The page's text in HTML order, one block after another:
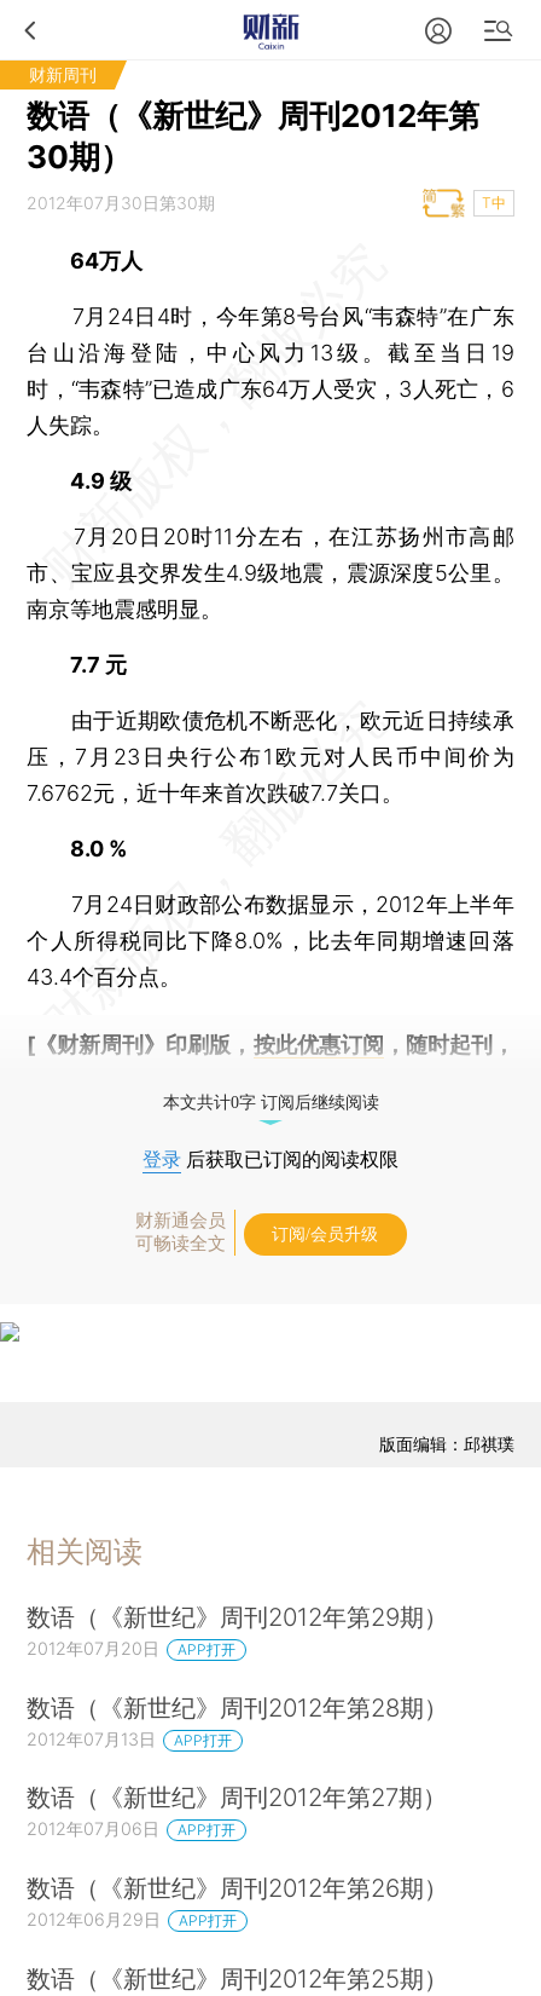
财新周刊
数语（《新世纪》周刊2012年第
30期）
2012年07月30日第30期 T中
64万人
7月24日4时，今年第8号台风“韦森特”在广东
台山沿海登陆，中心风力13级。截至当日19
时，“韦森特”已造成广东64万人受灾，3人死亡，6
人失踪。
4.9 级
7月20日20时11分左右，在江苏扬州市高邮
市、宝应县交界发生4.9级地震，震源深度5公里。
南京等地震感明显。
7.7 元
由于近期欧债危机不断恶化，欧元近日持续承
压，7月23日央行公布1欧元对人民币中间价为
7.6762元，近十年来首次跌破7.7关口。
8.0 %
7月24日财政部公布数据显示，2012年上半年
个人所得税同比下降8.0%，比去年同期增速回落
43.4个百分点。
[《财新周刊》印刷版， 按此优惠订阅 ，随时起刊，
本文共计0字 订阅后继续阅读
登录 后获取已订阅的阅读权限
财新通会员
可畅读全文
订阅/会员升级
版面编辑：邱祺璞
相关阅读
数语（《新世纪》周刊2012年第29期）
2012年07月20日 APP打开
数语（《新世纪》周刊2012年第28期）
2012年07月13日 APP打开
数语（《新世纪》周刊2012年第27期）
2012年07月06日 APP打开
数语（《新世纪》周刊2012年第26期）
2012年06月29日 APP打开
数语（《新世纪》周刊2012年第25期）